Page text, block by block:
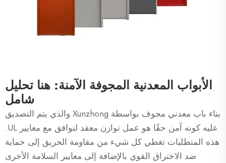
الأبواب المعدنية المجوفة الآمنة: هنا تحليل
شامل
بناء باب معدني مجوف بواسطة Xunzhong والذي يتم التصديق
عليه كونه آمن حقًا هو عمل توازن معقد لتوافق مع معايير UL.
هذه المتطلبات تغطي كل شيء من مقاومة الحريق إلى حماية
ضد الاختراق القوي بالإضافة إلى معايير السلامة الأخرى